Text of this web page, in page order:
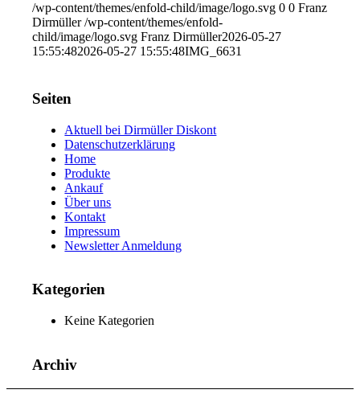
/wp-content/themes/enfold-child/image/logo.svg 0 0 Franz
Dirmüller /wp-content/themes/enfold-
child/image/logo.svg Franz Dirmüller2026-05-27
15:55:482026-05-27 15:55:48IMG_6631
Seiten
Aktuell bei Dirmüller Diskont
Datenschutzerklärung
Home
Produkte
Ankauf
Über uns
Kontakt
Impressum
Newsletter Anmeldung
Kategorien
Keine Kategorien
Archiv